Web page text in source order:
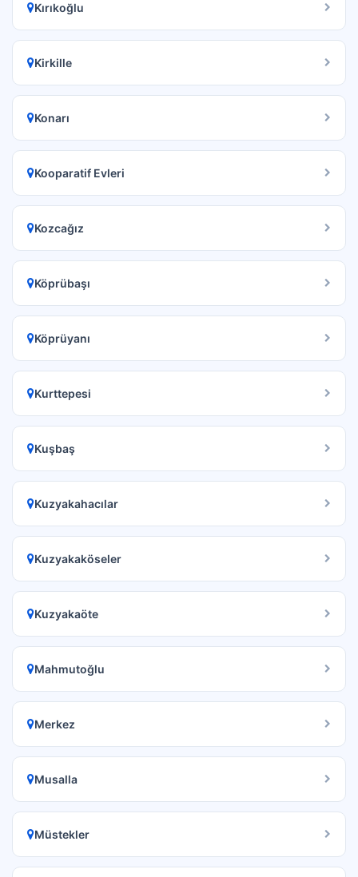
Kırıkoğlu
Kirkille
Konarı
Kooparatif Evleri
Kozcağız
Köprübaşı
Köprüyanı
Kurttepesi
Kuşbaş
Kuzyakahacılar
Kuzyakaköseler
Kuzyakaöte
Mahmutoğlu
Merkez
Musalla
Müstekler